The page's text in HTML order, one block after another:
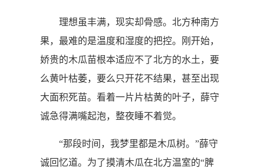
理想虽丰满，现实却骨感。北方种南方
果，最难的是温度和湿度的把控。刚开始，
娇贵的木瓜苗根本适应不了北方的水土，要
么黄叶枯萎，要么只开花不结果，甚至出现
大面积死苗。看着一片片枯黄的叶子，薛守
诚急得满嘴起泡，整夜睡不着觉。
“那段时间，我梦里都是木瓜树。”薛守
诚回忆道。为了摸清木瓜在北方温室的“脾